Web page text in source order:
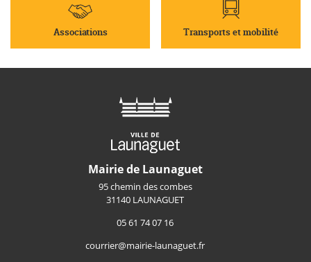
Associations Transports et mobilité
Mairie de Launaguet
95 chemin des combes
31140 LAUNAGUET
05 61 74 07 16
courrier@mairie-launaguet.fr